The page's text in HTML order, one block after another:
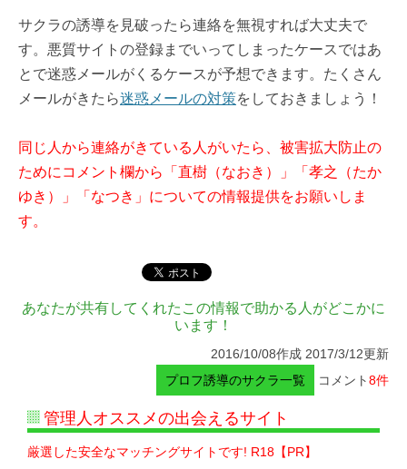
サクラの誘導を見破ったら連絡を無視すれば大丈夫で
す。悪質サイトの登録までいってしまったケースではあ
とで迷惑メールがくるケースが予想できます。たくさん
メールがきたら迷惑メールの対策をしておきましょう！
同じ人から連絡がきている人がいたら、被害拡大防止の
ためにコメント欄から「直樹（なおき）」「孝之（たか
ゆき）」「なつき」についての情報提供をお願いしま
す。
あなたが共有してくれたこの情報で助かる人がどこかに
います！
2016/10/08作成 2017/3/12更新
プロフ誘導のサクラ一覧
コメント8件
管理人オススメの出会えるサイト
厳選した安全なマッチングサイトです! R18【PR】